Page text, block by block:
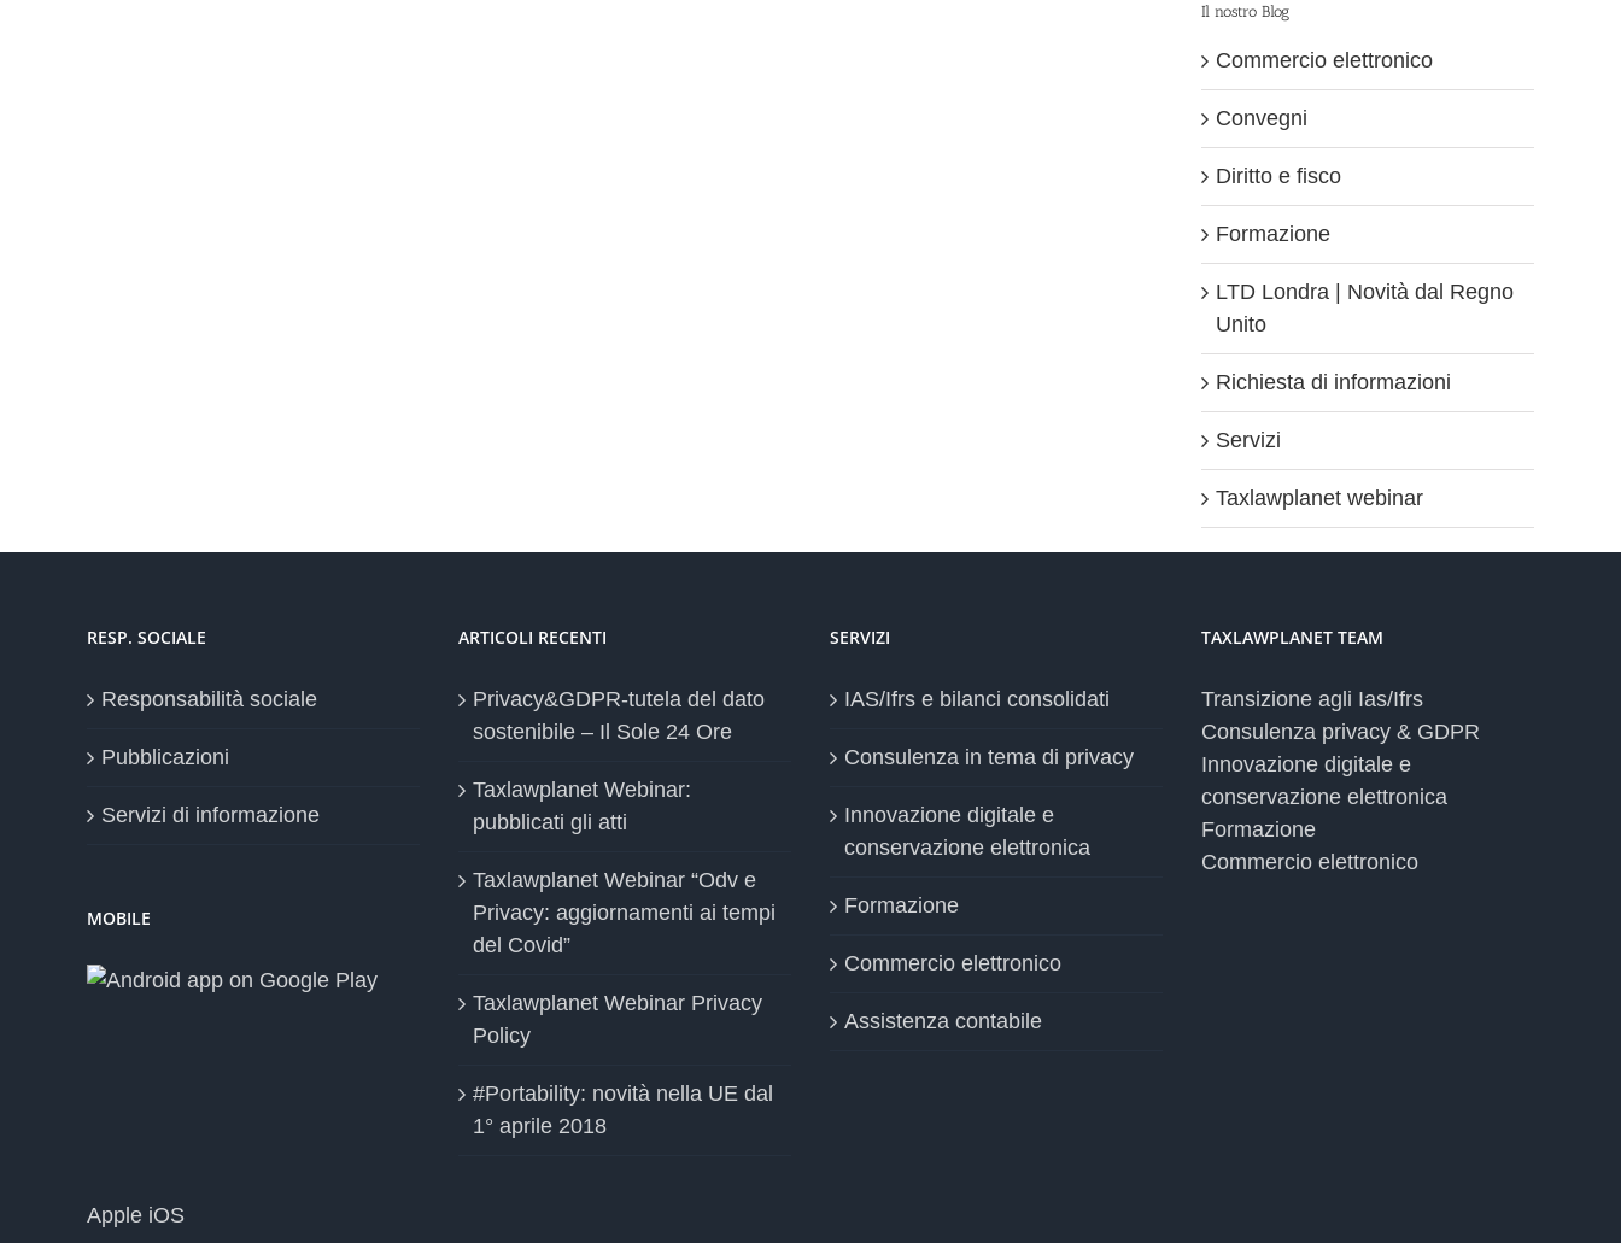
Il nostro Blog
Commercio elettronico
Convegni
Diritto e fisco
Formazione
LTD Londra | Novità dal Regno
Unito
Richiesta di informazioni
Servizi
Taxlawplanet webinar
RESP. SOCIALE
Responsabilità sociale
Pubblicazioni
Servizi di informazione
MOBILE
Apple iOS
ARTICOLI RECENTI
Privacy&GDPR-tutela del dato
sostenibile – Il Sole 24 Ore
Taxlawplanet Webinar:
pubblicati gli atti
Taxlawplanet Webinar “Odv e
Privacy: aggiornamenti ai tempi
del Covid”
Taxlawplanet Webinar Privacy
Policy
#Portability: novità nella UE dal
1° aprile 2018
SERVIZI
IAS/Ifrs e bilanci consolidati
Consulenza in tema di privacy
Innovazione digitale e
conservazione elettronica
Formazione
Commercio elettronico
Assistenza contabile
TAXLAWPLANET TEAM
Transizione agli Ias/Ifrs
Consulenza privacy & GDPR
Innovazione digitale e
conservazione elettronica
Formazione
Commercio elettronico